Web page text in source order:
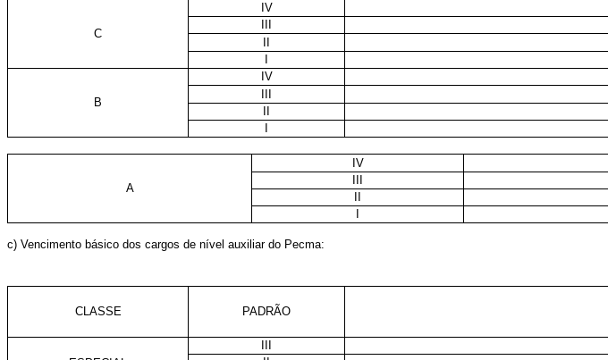
C
IV
B
IV
A
IV
c) Vencimento básico dos cargos de nível auxiliar do Pecma:
CLASSE PADRÃO